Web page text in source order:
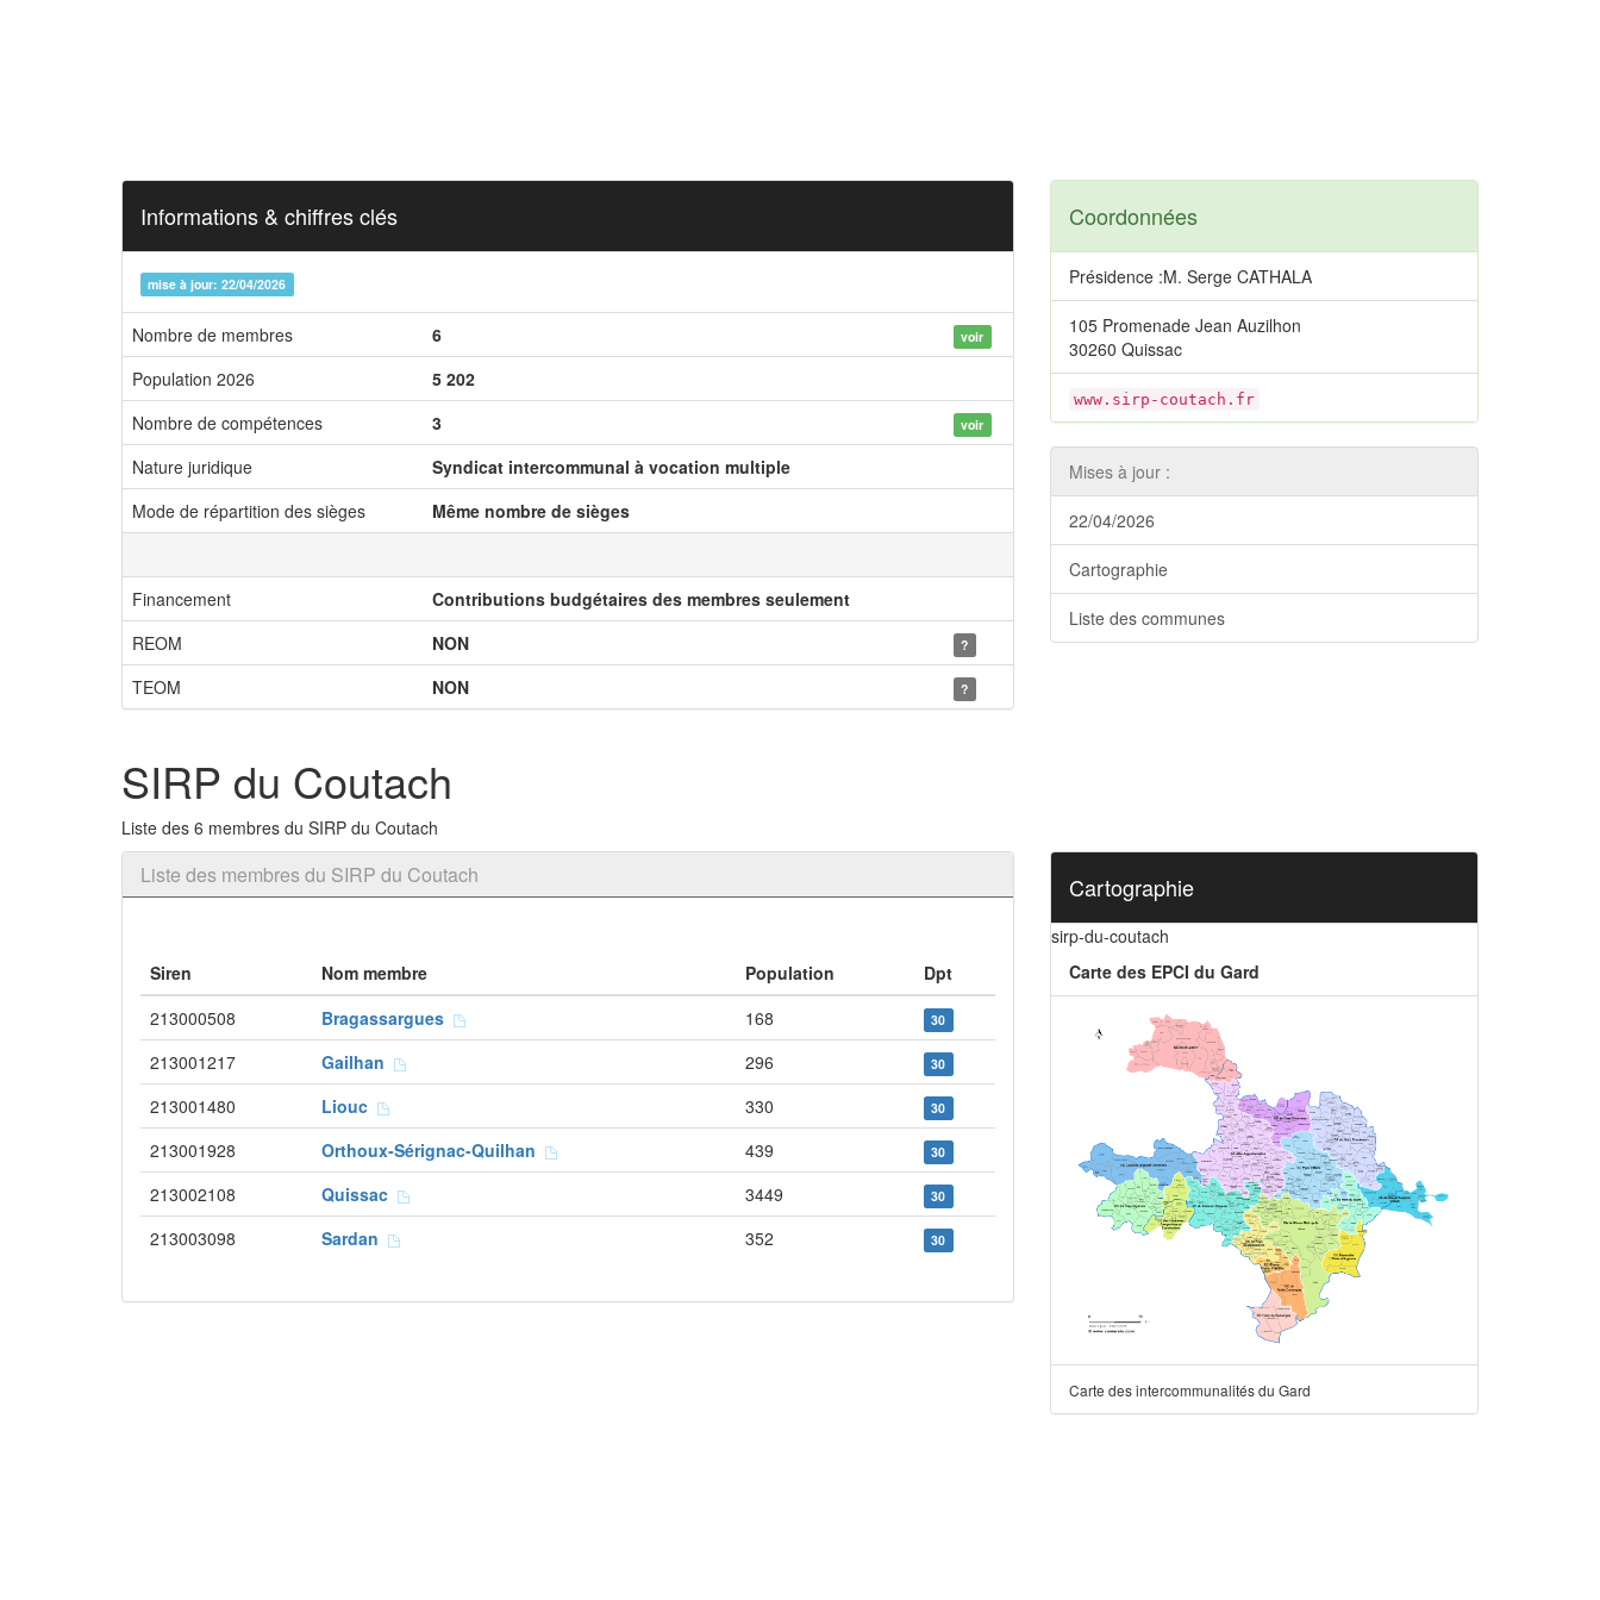
Informations & chiffres clés
mise à jour: 22/04/2026
Nombre de membres 6 voir
Population 2026
5 202
Nombre de compétences
3 voir
Nature juridique
Syndicat intercommunal à vocation multiple
Mode de répartition des sièges
Même nombre de sièges
Financement
Contributions budgétaires des membres seulement
REOM
NON ?
TEOM NON ?
Coordonnées
Présidence :M. Serge CATHALA
105 Promenade Jean Auzilhon
30260 Quissac
www.sirp-coutach.fr
Mises à jour :
22/04/2026
Cartographie
Liste des communes
SIRP du Coutach
Liste des 6 membres du SIRP du Coutach
Liste des membres du SIRP du Coutach
Siren Nom membre Population
Dpt
213000508
Bragassargues 168 30
213001217 Gailhan 296 30
213001480 Liouc 330 30
213001928 Orthoux-Sérignac-Quilhan 439 30
213002108 Quissac 3449 30
213003098 Sardan 352 30
Cartographie
sirp-du-coutach
Carte des EPCI du Gard
Carte des intercommunalités du Gard